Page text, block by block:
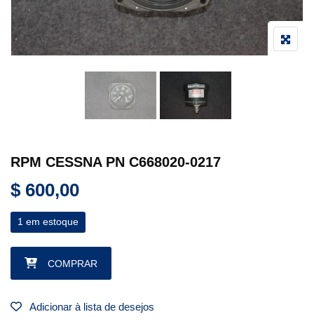
RPM CESSNA PN C668020-0217
$ 600,00
1 em estoque
RPM CESSNA PN C668020-0217 quantidade
COMPRAR
Adicionar à lista de desejos